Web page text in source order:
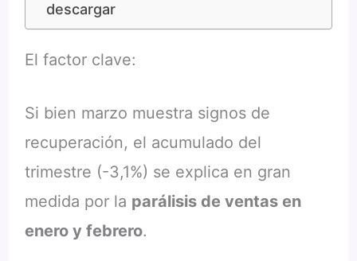
descargar
El factor clave:
Si bien marzo muestra signos de
recuperación, el acumulado del
trimestre (-3,1%) se explica en gran
medida por la parálisis de ventas en
enero y febrero.